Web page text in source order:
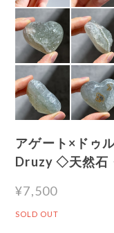
アゲート×ドゥ
Druzy ◇天然石
¥7,500
SOLD OUT